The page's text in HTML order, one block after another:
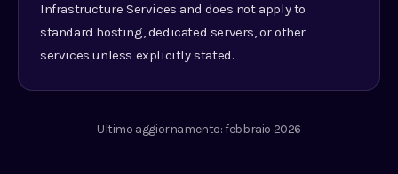
Infrastructure Services and does not apply to
standard hosting, dedicated servers, or other
services unless explicitly stated.
Ultimo aggiornamento: febbraio 2026